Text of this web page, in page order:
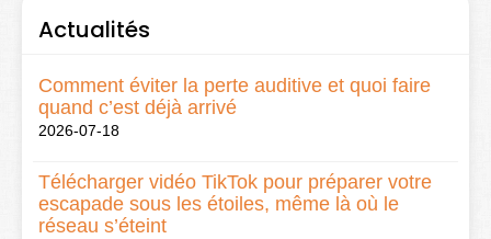
Actualités
Comment éviter la perte auditive et quoi faire
quand c’est déjà arrivé
2026-07-18
Télécharger vidéo TikTok pour préparer votre
escapade sous les étoiles, même là où le
réseau s’éteint